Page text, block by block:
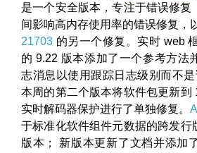
是一个安全版本，专注于错误修复
间影响高内存使用率的错误修复，
21703 的另一个修复。实时 web
的 9.22 版本添加了一个参考方法
志消息以使用跟踪日志级别而不是
本周的第二个版本将软件包更新到
实时解码器保护进行了单独修复。
于标准化软件组件元数据的跨发行
版本； 新版本更新了文档并添加